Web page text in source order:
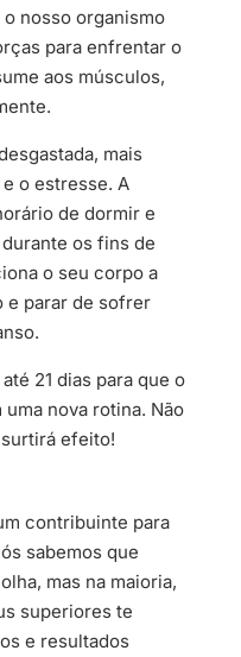
nosso organismo
para enfrentar o
aos músculos,
mais
o estresse. A
de dormir e
os fins de
o seu corpo a
e parar de sofrer
21 dias para que o
nova rotina. Não
efeito!
contribuinte para
sabemos que
mas na maioria,
superiores te
e resultados